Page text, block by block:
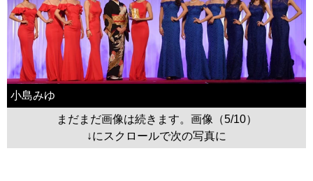
小島みゆ
まだまだ画像は続きます。画像（5/10）
↓にスクロールで次の写真に